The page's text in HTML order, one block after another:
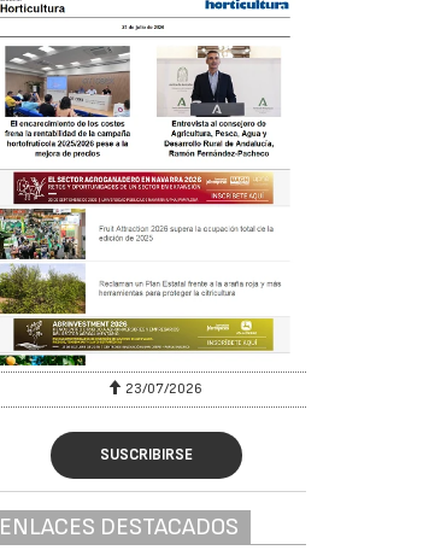
23/07/2026
SUSCRIBIRSE
ENLACES DESTACADOS